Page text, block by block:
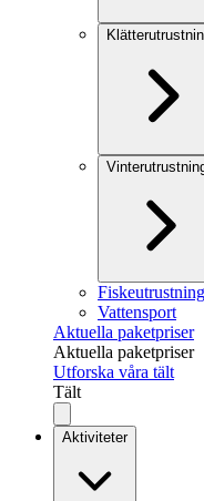
Fiskeutrustning
Vattensport
Aktuella paketpriser
Aktuella paketpriser
Utforska våra tält
Tält
Aktiviteter